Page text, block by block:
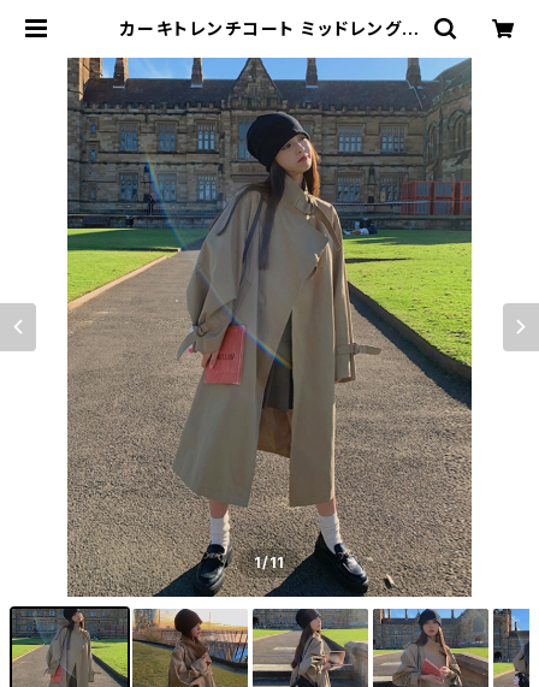
カーキトレンチコート ミッドレングス
ション | signal 日本未入荷勢揃い！
全品送料無料です♪
1/11